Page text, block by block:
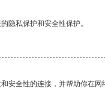
隐私保护和安全性保护。
安全性的连接，并帮助你在网